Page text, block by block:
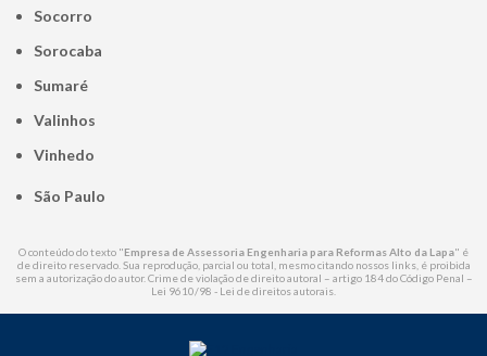
Socorro
Sorocaba
Sumaré
Valinhos
Vinhedo
São Paulo
O conteúdo do texto "Empresa de Assessoria Engenharia para Reformas Alto da Lapa" é
de direito reservado. Sua reprodução, parcial ou total, mesmo citando nossos links, é proibida
sem a autorização do autor. Crime de violação de direito autoral – artigo 184 do Código Penal –
Lei 9610/98 - Lei de direitos autorais